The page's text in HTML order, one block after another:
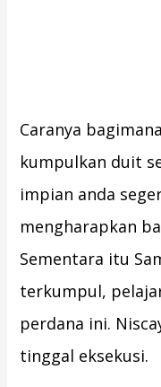
Caranya
kumpulkan duit
impian anda
mengharapkan
Sementara itu
terkumpul,
perdana ini.
tinggal eksekusi.